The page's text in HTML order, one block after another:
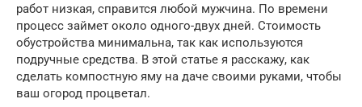
работ низкая, справится любой мужчина. По времени
процесс займет около одного-двух дней. Стоимость
обустройства минимальна, так как используются
подручные средства. В этой статье я расскажу, как
сделать компостную яму на даче своими руками, чтобы
ваш огород процветал.